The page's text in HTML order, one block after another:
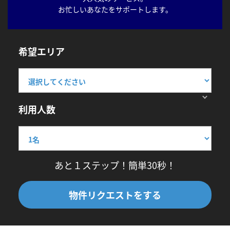
お忙しいあなたをサポートします。
希望エリア
利用人数
あと１ステップ！簡単30秒！
物件リクエストをする